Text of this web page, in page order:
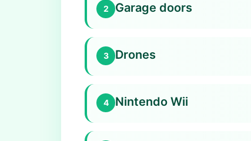
2 Garage doors
3 Drones
4 Nintendo Wii